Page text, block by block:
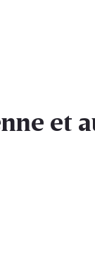
et